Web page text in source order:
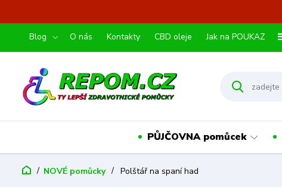
Blog O nás Kontakty CBD oleje Jak na POUKAZ
PŮJČOVNA pomůcek
NOVÉ pomůcky Polštář na spaní had